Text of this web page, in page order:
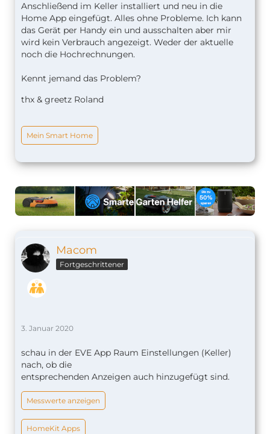
Anschließend im Keller installiert und neu in die
Home App eingefügt. Alles ohne Probleme. Ich kann
das Gerät per Handy ein und ausschalten aber mir
wird kein Verbrauch angezeigt. Weder der aktuelle
noch die Hochrechnungen.
Kennt jemand das Problem?
thx & greetz Roland
Mein Smart Home
Macom
Fortgeschrittener
3. Januar 2020
schau in der EVE App Raum Einstellungen (Keller)
nach, ob die
entsprechenden Anzeigen auch hinzugefügt sind.
Messwerte anzeigen
HomeKit Apps